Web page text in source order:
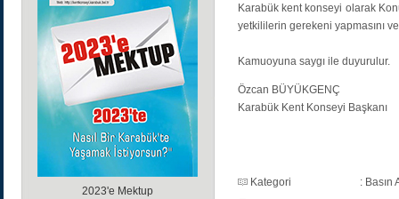
2023'e Mektup
Karabük kent konseyi olarak
yetkililerin gerekeni yapmasını
Kamuoyuna saygı ile duyurulur.
Özcan BÜYÜKGENÇ
Karabük Kent Konseyi Başkanı
Kategori
: Basın